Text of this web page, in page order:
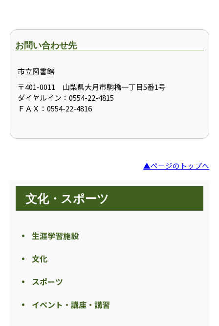
お問い合わせ先
市立図書館
〒401-0011 山梨県大月市駒橋一丁目5番1号
ダイヤルイン：0554-22-4815
ＦＡＸ：0554-22-4816
▲ページのトップへ
文化・スポーツ
生涯学習施設
文化
スポーツ
イベント・講座・講習